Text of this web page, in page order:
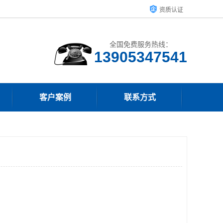
资质认证
全国免费服务热线：
13905347541
客户案例 联系方式